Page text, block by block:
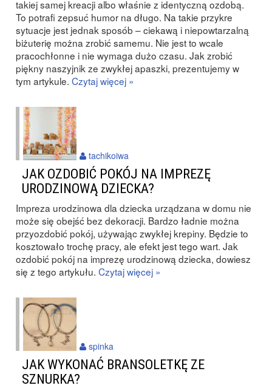
takiej samej kreacji albo właśnie z identyczną ozdobą.
To potrafi zepsuć humor na długo. Na takie przykre
sytuacje jest jednak sposób – ciekawą i niepowtarzalną
biżuterię można zrobić samemu. Nie jest to wcale
pracochłonne i nie wymaga dużo czasu. Jak zrobić
piękny naszyjnik ze zwykłej apaszki, prezentujemy w
tym artykule. Czytaj więcej »
JAK OZDOBIĆ POKÓJ NA IMPREZĘ
URODZINOWĄ DZIECKA?
Impreza urodzinowa dla dziecka urządzana w domu nie
może się obejść bez dekoracji. Bardzo ładnie można
przyozdobić pokój, używając zwykłej krepiny. Będzie to
kosztowało trochę pracy, ale efekt jest tego wart. Jak
ozdobić pokój na imprezę urodzinową dziecka, dowiesz
się z tego artykułu. Czytaj więcej »
tachikoiwa
JAK WYKONAĆ BRANSOLETKĘ ZE
SZNURKA?
spinka